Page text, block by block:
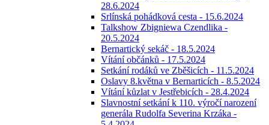
28.6.2024
Srlínská pohádková cesta - 15.6.2024
Talkshow Zbigniewa Czendlika -
20.5.2024
Bernartický sekáč - 18.5.2024
Vítání občánků - 17.5.2024
Setkání rodáků ve Zběšicích - 11.5.2024
Oslavy 8.května v Bernarticích - 8.5.2024
Vítání kůzlat v Jestřebicích - 28.4.2024
Slavnostní setkání k 110. výročí narození
generála Rudolfa Severina Krzáka -